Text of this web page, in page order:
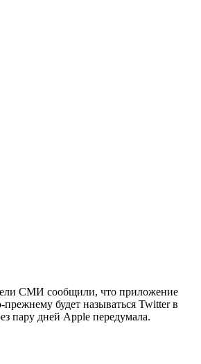
СМИ сообщили, что приложение
будет называться Twitter в
пару дней Apple передумала.